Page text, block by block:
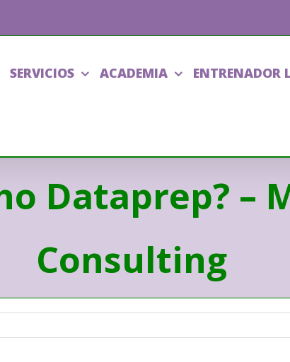
SERVICIOS ACADEMIA ENTRENADOR
Dataprep? –
Consulting